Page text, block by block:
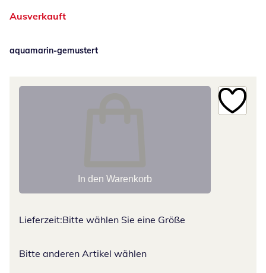
Ausverkauft
aquamarin-gemustert
In den Warenkorb
Lieferzeit:Bitte wählen Sie eine Größe
Bitte anderen Artikel wählen